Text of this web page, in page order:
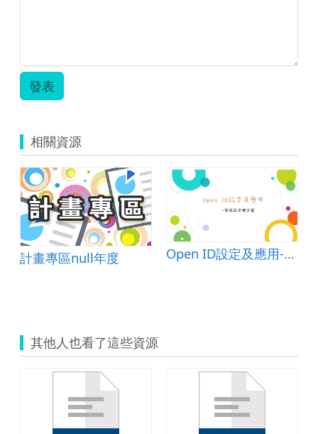
發表
相關資源
計畫專區null年度
Open ID設定及應用-密碼設定概念篇
其他人也看了這些資源